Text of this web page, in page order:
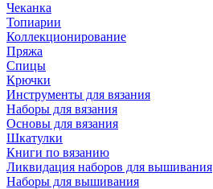
Чеканка
Топиарии
Коллекционирование
Пряжа
Спицы
Крючки
Инструменты для вязания
Наборы для вязания
Основы для вязания
Шкатулки
Книги по вязанию
Ликвидация наборов для вышивания
Наборы для вышивания